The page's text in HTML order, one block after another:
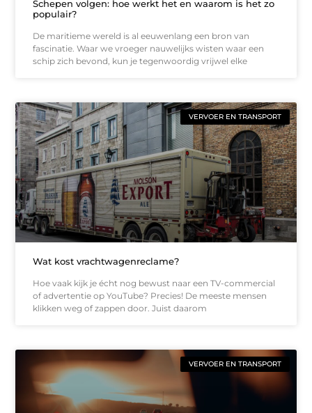
Schepen volgen: hoe werkt het en waarom is het zo
populair?
De maritieme wereld is al eeuwenlang een bron van
fascinatie. Waar we vroeger nauwelijks wisten waar een
schip zich bevond, kun je tegenwoordig vrijwel elke
VERVOER EN TRANSPORT
Wat kost vrachtwagenreclame?
Hoe vaak kijk je écht nog bewust naar een TV-commercial
of advertentie op YouTube? Precies! De meeste mensen
klikken weg of zappen door. Juist daarom
VERVOER EN TRANSPORT